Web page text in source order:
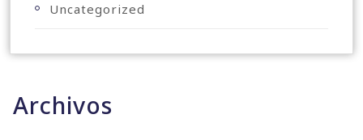
Uncategorized
Archivos